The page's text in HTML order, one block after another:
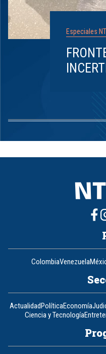
Especiales
1
8
ColombiaVenezuela
ActualidadPolíticaEconomía
Ciencia y Tecnología